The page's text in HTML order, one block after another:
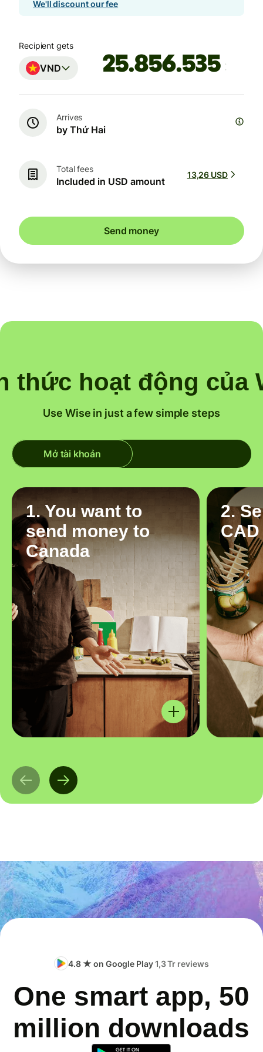
We'll discount our fee
Recipient gets
VND
Arrives
by Thứ Hai
Total fees
Included in USD amount
13,26 USD
Send money
thức hoạt động của
Use Wise in just a few simple steps
Mở tài khoản
1. You want to
send money to
Canada
2.
CAD
4.8 ★ on Google Play1,3 Tr reviews
One smart app, 50
million downloads